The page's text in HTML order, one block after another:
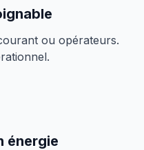
ou opérateurs.
énergie